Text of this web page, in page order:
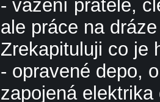
- vážení přátelé,
ale práce na
Zrekapituluji co je
- opravené depo,
zapojená